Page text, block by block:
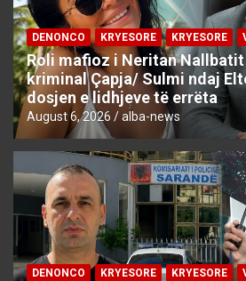
DENONCO KRYESORE KRYESORE
Roli mafioz i Neritan
kriminal Çapja/ Sulmi ndaj
dosjen e lidhjeve të errëta
August 6, 2026 alba-news
DENONCO KRYESORE KRYESORE